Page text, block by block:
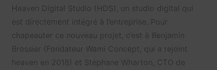
Heaven Digital Studio (HDS), un studio digital qui
est directement intégré à l’entreprise. Pour
chapeauter ce nouveau projet, c’est à Benjamin
Brossier (Fondateur Wami Concept, qui a rejoint
heaven en 2018) et Stéphane Wharton, CTO de